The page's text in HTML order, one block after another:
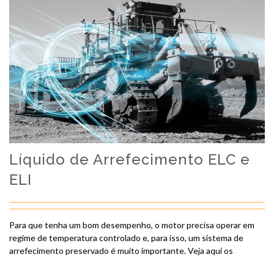
Líquido de Arrefecimento ELC e
ELI
Para que tenha um bom desempenho, o motor precisa operar em
regime de temperatura controlado e, para isso, um sistema de
arrefecimento preservado é muito importante. Veja aqui os